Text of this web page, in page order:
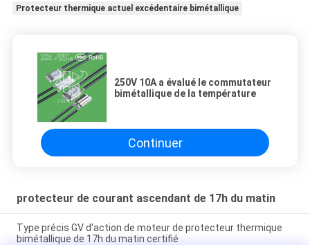
Protecteur thermique actuel excédentaire bimétallique
250V 10A a évalué le commutateur
bimétallique de la température
Continuer
protecteur de courant ascendant de 17h du matin
Type précis GV d'action de moteur de protecteur thermique
bimétallique de 17h du matin certifié